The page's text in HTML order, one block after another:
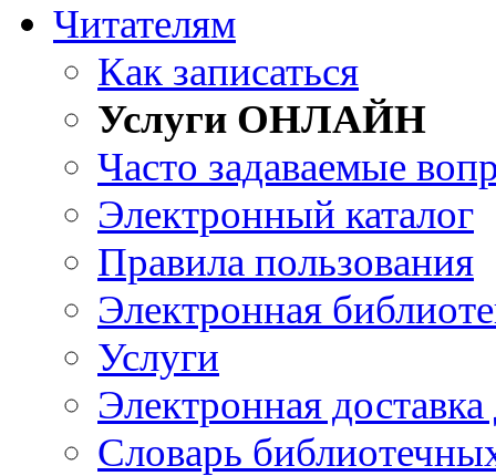
Читателям
Как записаться
Услуги ОНЛАЙН
Часто задаваемые
Электронный каталог
Правила пользования
Электронная
Услуги
Электронная
Словарь